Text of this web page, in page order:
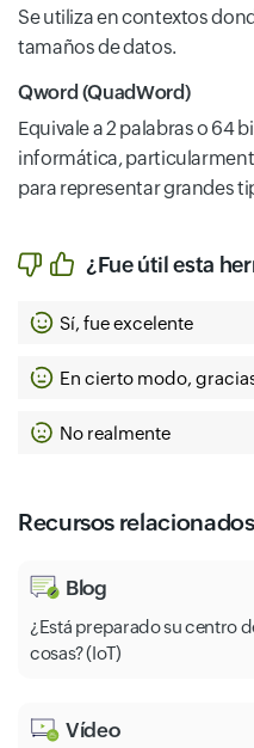
Se utiliza en contextos
tamaños de datos.
Qword (QuadWord)
Equivale a 2 palabras o 64
informática,
para representar grandes
¿Fue útil esta
Sí, fue excelente
En cierto modo,
No realmente
Recursos relacionados
Blog
¿Está preparado su centro
cosas? (IoT)
Vídeo